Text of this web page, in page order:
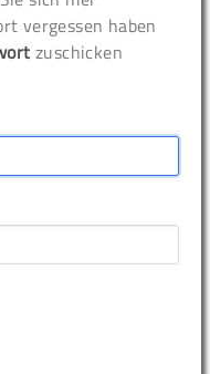
vergessen haben
zuschicken